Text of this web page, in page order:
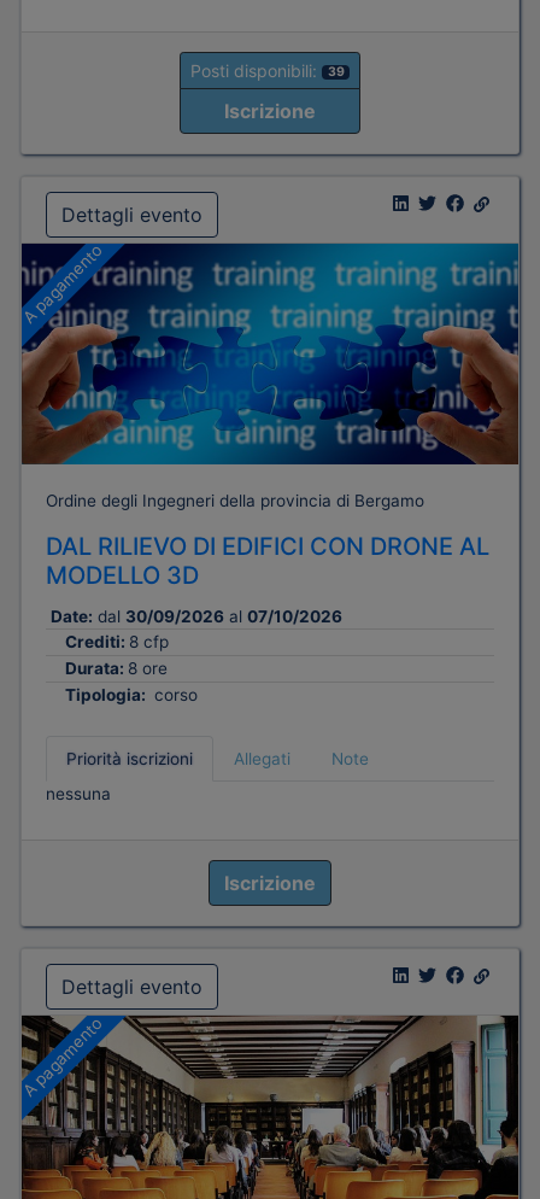
Posti disponibili: 39
Iscrizione
Dettagli evento
A pagamento
Ordine degli Ingegneri della provincia di Bergamo
DAL RILIEVO DI EDIFICI CON DRONE AL
MODELLO 3D
Date: dal 30/09/2026 al 07/10/2026
Crediti: 8 cfp
Durata: 8 ore
Tipologia: corso
Priorità iscrizioni Allegati
Note
nessuna
Iscrizione
Dettagli evento
A pagamento